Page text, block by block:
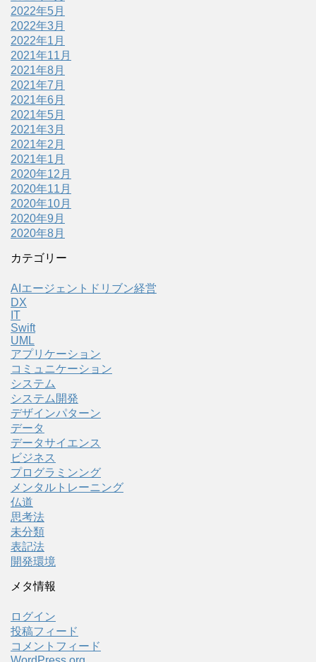
2022年5月
2022年3月
2022年1月
2021年11月
2021年8月
2021年7月
2021年6月
2021年5月
2021年3月
2021年2月
2021年1月
2020年12月
2020年11月
2020年10月
2020年9月
2020年8月
カテゴリー
AIエージェントドリブン経営
DX
IT
Swift
UML
アプリケーション
コミュニケーション
システム
システム開発
デザインパターン
データ
データサイエンス
ビジネス
プログラミンング
メンタルトレーニング
仏道
思考法
未分類
表記法
開発環境
メタ情報
ログイン
投稿フィード
コメントフィード